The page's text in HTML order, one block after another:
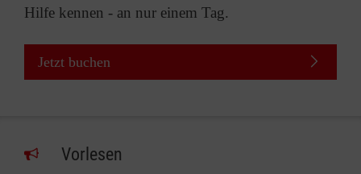
Hilfe kennen - an nur einem Tag.
Jetzt buchen
Vorlesen